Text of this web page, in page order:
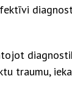
traumu,